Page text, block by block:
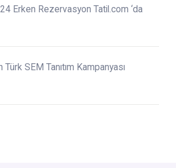
Erken Rezervasyon Tatil.com ‘da
SEM Tanıtım Kampanyası